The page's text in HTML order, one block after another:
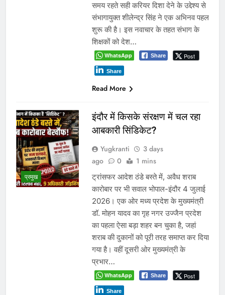
समय रहते सही करियर दिशा देने के उद्देश्य से
संभागायुक्त शीलेन्द्र सिंह ने एक अभिनव पहल
शुरू की है। इस नवाचार के तहत संभाग के
शिक्षकों को देश…
WhatsApp Share Post
Share
Read More
प्रमुख
इंदौर में किसके संरक्षण में चल रहा
आबकारी सिंडिकेट?
Yugkranti
3 days
ago
0 1 mins
ट्रांसफर आदेश ठंडे बस्ते में, अवैध शराब
कारोबार पर भी सवाल भोपाल-इंदौर 4 जुलाई
2026। एक ओर मध्य प्रदेश के मुख्यमंत्री
डॉ. मोहन यादव का गृह नगर उज्जैन प्रदेश
का पहला ऐसा बड़ा शहर बन चुका है, जहां
शराब की दुकानों को पूरी तरह समाप्त कर दिया
गया है। वहीं दूसरी ओर मुख्यमंत्री के
प्रभार…
WhatsApp Share Post
Share